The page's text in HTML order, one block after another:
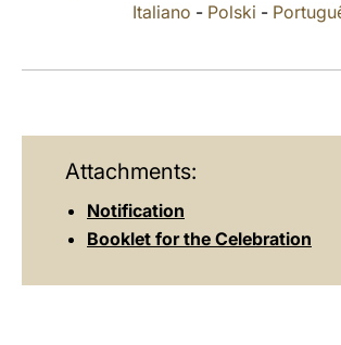
Italiano - Polski -
Attachments:
Notification
Booklet for the Celebration